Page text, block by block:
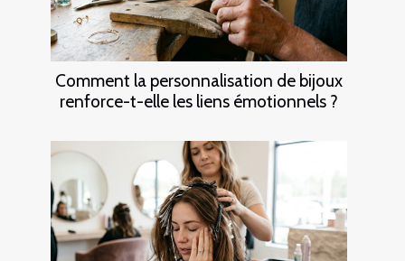
Comment la personnalisation de bijoux
renforce-t-elle les liens émotionnels ?